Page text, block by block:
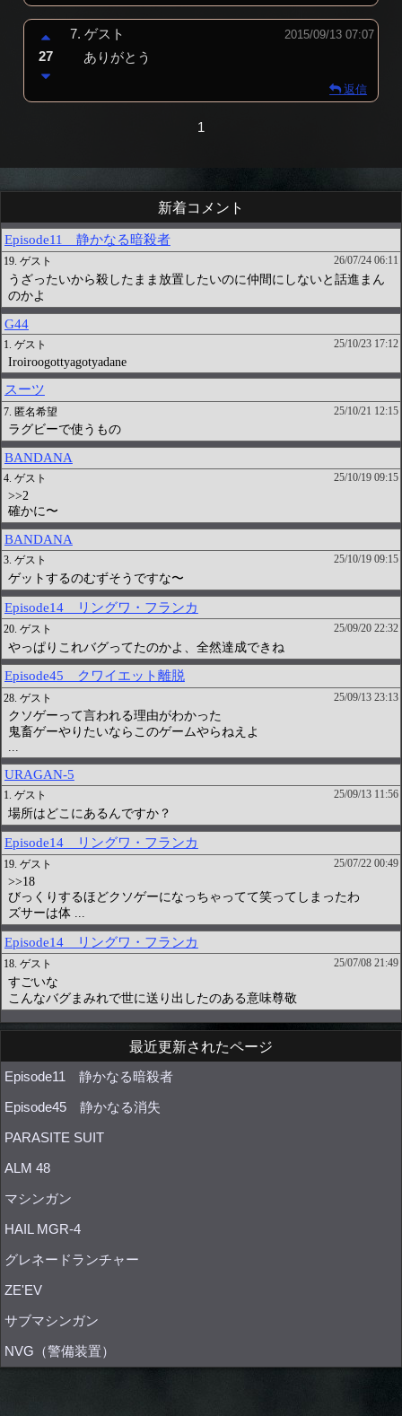
7.ゲスト 2015/09/13 07:07
ありがとう
27
返信
1
新着コメント
最近更新されたページ
Episode11 静かなる暗殺者
Episode45 静かなる消失
PARASITE SUIT
ALM 48
マシンガン
HAIL MGR-4
グレネードランチャー
ZE'EV
サブマシンガン
NVG（警備装置）